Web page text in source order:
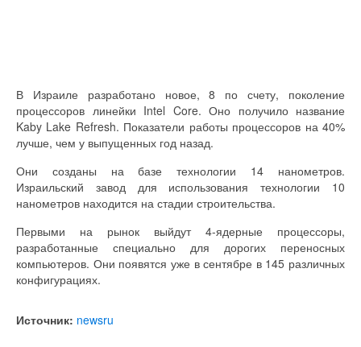
В Израиле разработано новое, 8 по счету, поколение
процессоров линейки Intel Core. Оно получило название
Kaby Lake Refresh. Показатели работы процессоров на 40%
лучше, чем у выпущенных год назад.
Они созданы на базе технологии 14 нанометров.
Израильский завод для использования технологии 10
нанометров находится на стадии строительства.
Первыми на рынок выйдут 4-ядерные процессоры,
разработанные специально для дорогих переносных
компьютеров. Они появятся уже в сентябре в 145 различных
конфигурациях.
Источник: newsru